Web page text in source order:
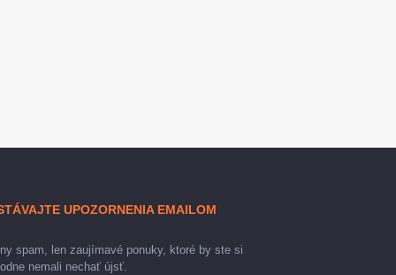
UPOZORNENIA EMAILOM
spam, len zaujímavé ponuky, ktoré by ste si
nemali nechať újsť.